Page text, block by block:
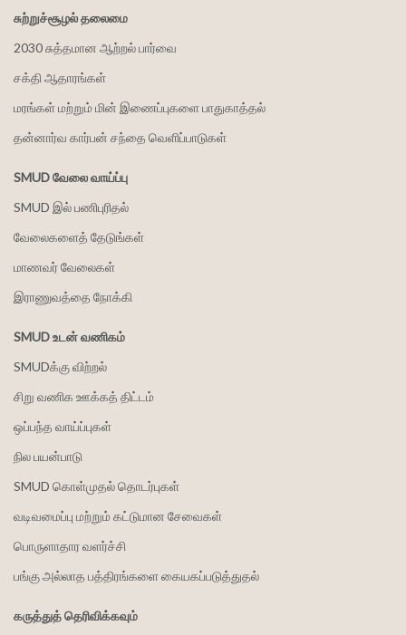
சுற்றுச்சூழல் தலைமை
2030 சுத்தமான ஆற்றல் பார்வை
சக்தி ஆதாரங்கள்
மரங்கள் மற்றும் மின் இணைப்புகளை பாதுகாத்தல்
தன்னார்வ கார்பன் சந்தை வெளிப்பாடுகள்
SMUD வேலை வாய்ப்பு
SMUD இல் பணிபுரிதல்
வேலைகளைத் தேடுங்கள்
மாணவர் வேலைகள்
இராணுவத்தை நோக்கி
SMUD உடன் வணிகம்
SMUDக்கு விற்றல்
சிறு வணிக ஊக்கத் திட்டம்
ஒப்பந்த வாய்ப்புகள்
நில பயன்பாடு
SMUD கொள்முதல் தொடர்புகள்
வடிவமைப்பு மற்றும் கட்டுமான சேவைகள்
பொருளாதார வளர்ச்சி
பங்கு அல்லாத பத்திரங்களை கையகப்படுத்துதல்
கருத்துத் தெரிவிக்கவும்